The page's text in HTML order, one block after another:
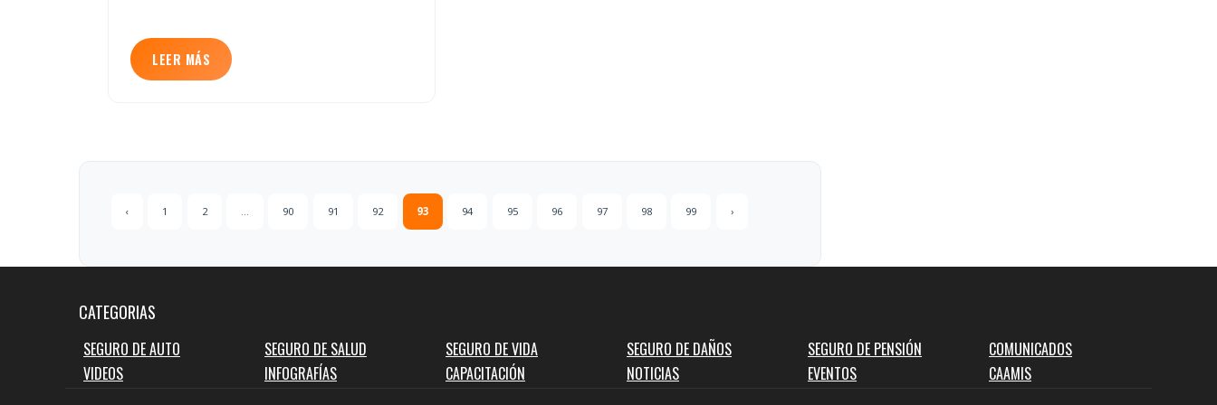
LEER MÁS
‹ 1 2 90 91 92 93 94 95 96 97 98 99 ›
CATEGORIAS
SEGURO DE AUTO SEGURO DE SALUD SEGURO DE VIDA SEGURO DE DAÑOS SEGURO DE PENSIÓN
COMUNICADOS
VIDEOS
INFOGRAFÍAS CAPACITACIÓN NOTICIAS EVENTOS CAAMIS